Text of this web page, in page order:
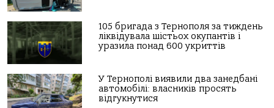
105 бригада з Тернополя за тиждень
ліквідувала шістьох окупантів і
уразила понад 600 укриттів
У Тернополі виявили два занедбані
автомобілі: власників просять
відгукнутися